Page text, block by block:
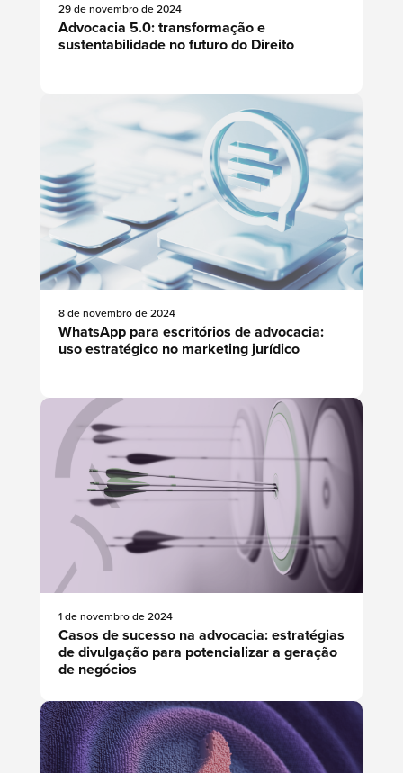
29 de novembro de 2024
Advocacia 5.0: transformação e
sustentabilidade no futuro do Direito
8 de novembro de 2024
WhatsApp para escritórios de advocacia:
uso estratégico no marketing jurídico
1 de novembro de 2024
Casos de sucesso na advocacia: estratégias
de divulgação para potencializar a geração
de negócios